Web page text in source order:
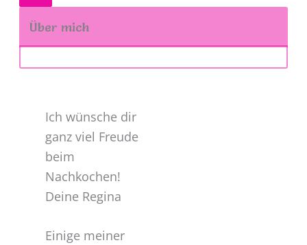
Über mich
Einige meiner
Ich wünsche dir
ganz viel Freude
beim
Nachkochen!
Deine Regina